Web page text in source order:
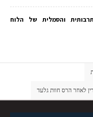
והסמלית של הלוח
לאחר הרס חוות גלעד